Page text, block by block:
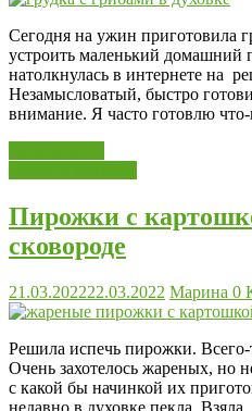
Сегодня на ужин приготовила
устроить маленький домашний
натолкнулась в интернете на
Незамысловатый, быстро
внимание. Я часто готовлю
Пирожки с
сковороде
21.03.202222.03.2022 Марина 0
Решила испечь пирожки.
Очень захотелось жареных, но
с какой бы начинкой их
недавно в духовке пекла.